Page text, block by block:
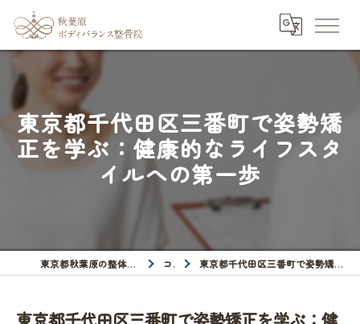
東京都千代田区三番町で姿勢矯
正を学ぶ：健康的なライフスタ
イルへの第一歩
東京都秋葉原の整体なら秋葉原ボディバランス整骨院 コラム 東京都千代田区三番町で姿勢矯正を学ぶ：健康的なライフスタイルへの第一歩
東京都千代田区三番町で姿勢矯正を学ぶ：健